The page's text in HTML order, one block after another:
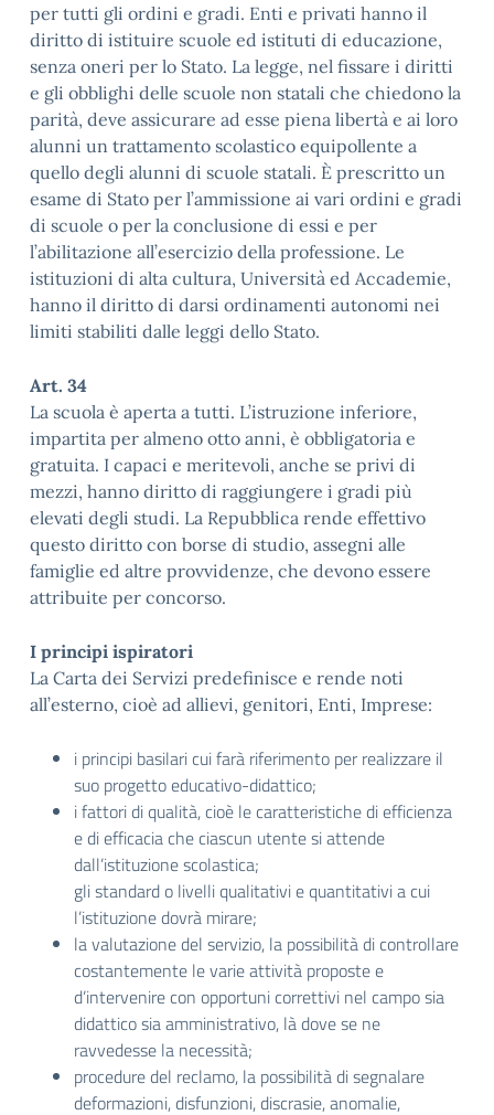
per tutti gli ordini e gradi. Enti e privati hanno il
diritto di istituire scuole ed istituti di educazione,
senza oneri per lo Stato. La legge, nel fissare i diritti
e gli obblighi delle scuole non statali che chiedono la
parità, deve assicurare ad esse piena libertà e ai loro
alunni un trattamento scolastico equipollente a
quello degli alunni di scuole statali. È prescritto un
esame di Stato per l’ammissione ai vari ordini e gradi
di scuole o per la conclusione di essi e per
l’abilitazione all’esercizio della professione. Le
istituzioni di alta cultura, Università ed Accademie,
hanno il diritto di darsi ordinamenti autonomi nei
limiti stabiliti dalle leggi dello Stato.
Art. 34
La scuola è aperta a tutti. L’istruzione inferiore,
impartita per almeno otto anni, è obbligatoria e
gratuita. I capaci e meritevoli, anche se privi di
mezzi, hanno diritto di raggiungere i gradi più
elevati degli studi. La Repubblica rende effettivo
questo diritto con borse di studio, assegni alle
famiglie ed altre provvidenze, che devono essere
attribuite per concorso.
I principi ispiratori
La Carta dei Servizi predefinisce e rende noti
all’esterno, cioè ad allievi, genitori, Enti, Imprese:
i principi basilari cui farà riferimento per realizzare il
suo progetto educativo-didattico;
i fattori di qualità, cioè le caratteristiche di efficienza
e di efficacia che ciascun utente si attende
dall’istituzione scolastica;
gli standard o livelli qualitativi e quantitativi a cui
l’istituzione dovrà mirare;
la valutazione del servizio, la possibilità di controllare
costantemente le varie attività proposte e
d’intervenire con opportuni correttivi nel campo sia
didattico sia amministrativo, là dove se ne
ravvedesse la necessità;
procedure del reclamo, la possibilità di segnalare
deformazioni, disfunzioni, discrasie, anomalie,